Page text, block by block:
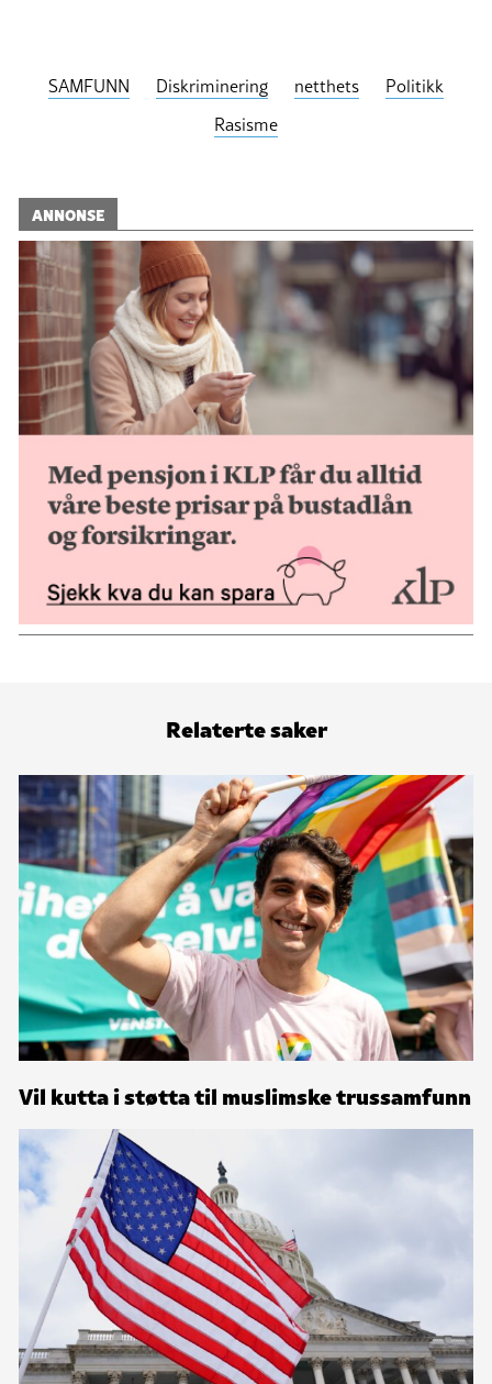
SAMFUNN Diskriminering netthets
Politikk
Rasisme
ANNONSE
Relaterte saker
Vil kutta i støtta til muslimske trussamfunn